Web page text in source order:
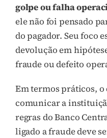
golpe ou falha
ele não foi pensado
do pagador. Seu foco
devolução em
fraude ou defeito
Em termos práticos,
comunicar a
regras do Banco
ligado a fraude deve